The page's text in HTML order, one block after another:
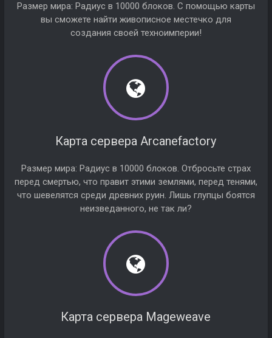
Размер мира: Радиус в 10000 блоков. С помощью карты
вы сможете найти живописное местечко для
создания своей техноимперии!
Карта сервера Arcanefactory
Размер мира: Радиус в 10000 блоков. Отбросьте страх
перед смертью, что правит этими землями, перед тенями,
что шевелятся среди древних руин. Лишь глупцы боятся
неизведанного, не так ли?
Карта сервера Mageweave